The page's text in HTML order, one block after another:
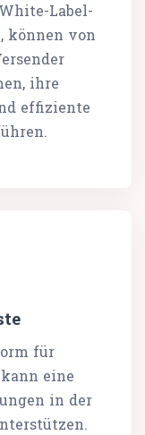
Label-
können von
ihre
effiziente
für
eine
in der